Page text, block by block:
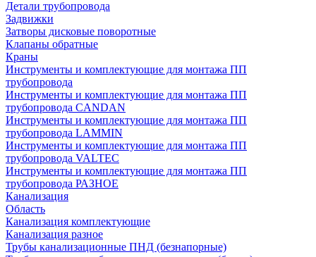
Детали трубопровода
Задвижки
Затворы дисковые поворотные
Клапаны обратные
Краны
Инструменты и комплектующие для монтажа ПП
трубопровода
Инструменты и комплектующие для монтажа ПП
трубопровода CANDAN
Инструменты и комплектующие для монтажа ПП
трубопровода LAMMIN
Инструменты и комплектующие для монтажа ПП
трубопровода VALTEC
Инструменты и комплектующие для монтажа ПП
трубопровода РАЗНОЕ
Канализация
Область
Канализация комплектующие
Канализация разное
Трубы канализационные ПНД (безнапорные)